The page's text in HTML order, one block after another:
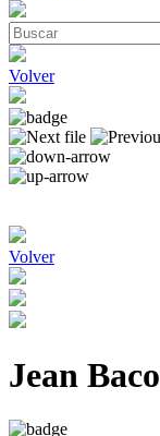
Volver
Volver
Jean Baco